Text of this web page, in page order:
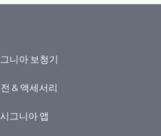
니아 보청기
& 액세서리
시그니아 앱